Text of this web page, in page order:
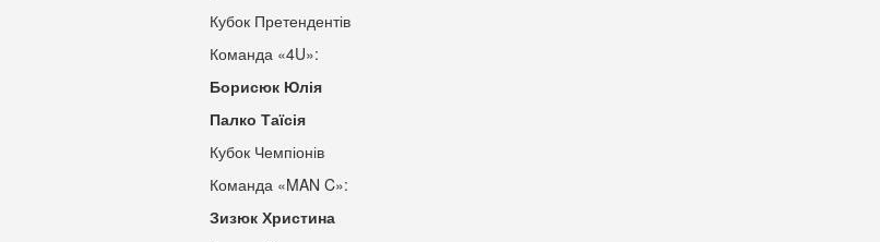
Кубок Претендентів
Команда «4U»:
Борисюк Юлія
Палко Таїсія
Кубок Чемпіонів
Команда «MAN C»:
Зизюк Христина